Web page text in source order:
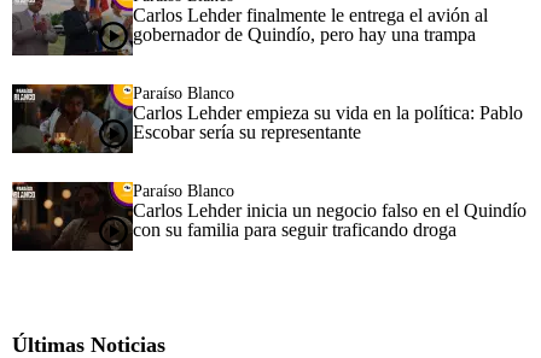
Carlos Lehder finalmente le entrega el avión al
gobernador de Quindío, pero hay una trampa
Paraíso Blanco
Carlos Lehder empieza su vida en la política: Pablo
Escobar sería su representante
Paraíso Blanco
Carlos Lehder inicia un negocio falso en el Quindío
con su familia para seguir traficando droga
Últimas Noticias